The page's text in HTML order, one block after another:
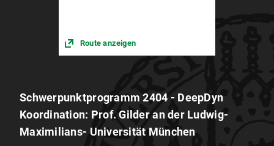
Route anzeigen
Schwerpunktprogramm 2404 - DeepDyn
Koordination: Prof. Gilder an der Ludwig-
Maximilians- Universität München